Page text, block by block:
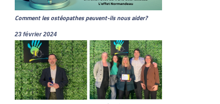
Comment les ostéopathes peuvent-ils nous aider?
23 février 2024